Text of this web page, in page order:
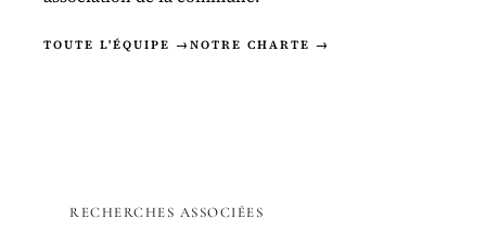
TOUTE L'ÉQUIPE → NOTRE CHARTE →
RECHERCHES ASSOCIÉES